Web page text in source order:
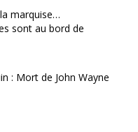
marquise…
sont au bord de
: Mort de John Wayne